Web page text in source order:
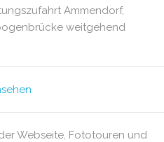
Ammendorf,
weitgehend
Webseite, Fototouren und